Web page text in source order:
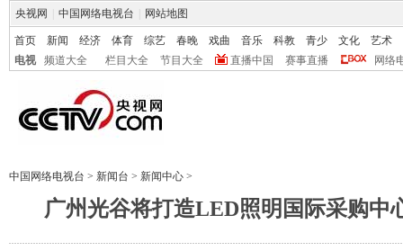
央视网 中国网络电视台 网站地图
首页 新闻 经济 体育 综艺 春晚 戏曲 音乐 科教 青少 文化
艺术
电视
频道大全 栏目大全 节目大全 直播中国 赛事直播 网络
中国网络电视台 > 新闻台 > 新闻中心 >
广州光谷将打造LED照明国际采购中